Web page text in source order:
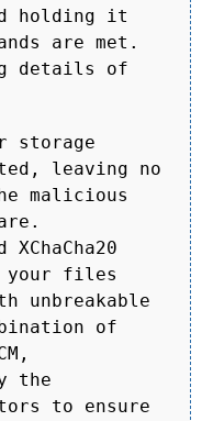
holding it
are met.
details of
storage
leaving no
malicious
your files
unbreakable
of
the
to ensure